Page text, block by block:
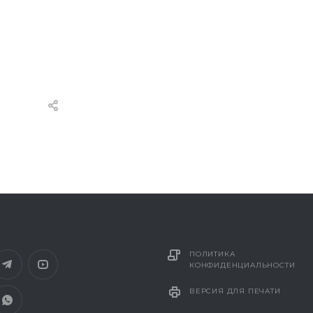
ПОЛИТИКА
КОНФИДЕНЦИАЛЬНОСТИ
ВЕРСИЯ ДЛЯ ПЕЧАТИ